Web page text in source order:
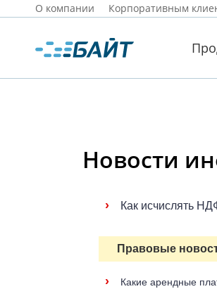
О компании Корпоративным
Новости
› Как исчислять
Правовые
› Какие арендные